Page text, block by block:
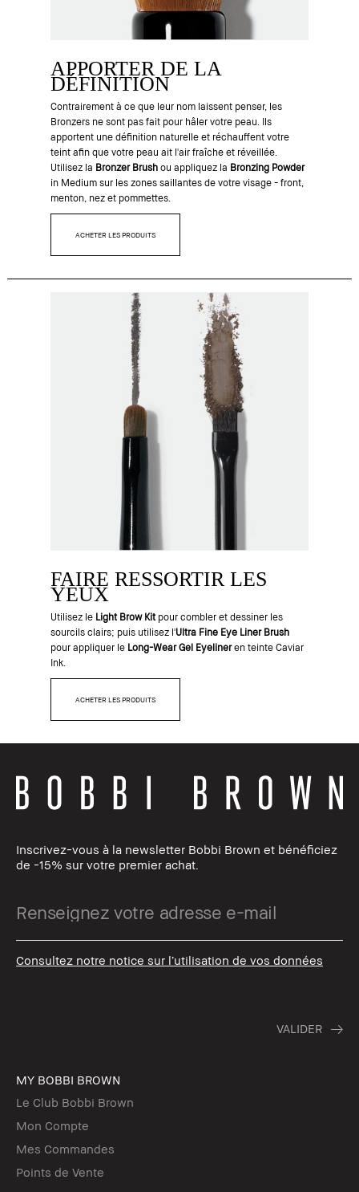
APPORTER DE LA
DÉFINITION
Contrairement à ce que leur nom laissent penser, les
Bronzers ne sont pas fait pour hâler votre peau. Ils
apportent une définition naturelle et réchauffent votre
teint afin que votre peau ait l'air fraîche et réveillée.
Utilisez la Bronzer Brushou appliquez la Bronzing Powder
in Medium sur les zones saillantes de votre visage - front,
menton, nez et pommettes.
ACHETER LES PRODUITS
FAIRE RESSORTIR LES
YEUX
Utilisez le Light Brow Kitpour combler et dessiner les
sourcils clairs; puis utilisez l'Ultra Fine Eye Liner Brush
pour appliquer le Long-Wear Gel Eyelineren teinte Caviar
Ink.
ACHETER LES PRODUITS
Inscrivez-vous à la newsletter Bobbi Brown et bénéficiez
de -15% sur votre premier achat.
Consultez notre notice sur l’utilisation de vos données
MY BOBBI BROWN
Le Club Bobbi Brown
Mon Compte
Mes Commandes
Points de Vente